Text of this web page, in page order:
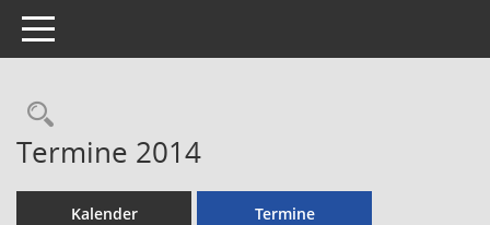
Toggle navigation
Rechercheauswahl
Termine 2014
Kalender Termine